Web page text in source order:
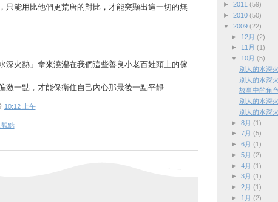
只能用比他們更荒唐的對比，才能突顯出這一切的無
深火熱」拿來澆灌在我們這些善良小老百姓頭上的傢
激一點，才能保衛住自己內心那最後一點平靜…
10:12 上午
點
► 2011 (59)
► 2010 (50)
▼ 2009 (22)
►
12月 (2)
►
11月 (1)
▼
10月 (5)
別人的水深
別人的水深
故事中的角
別人的水深
別人的水深
► 8月 (1)
► 7月 (5)
► 6月 (1)
► 5月 (2)
► 4月 (1)
► 3月 (1)
► 2月 (1)
►
1月 (2)